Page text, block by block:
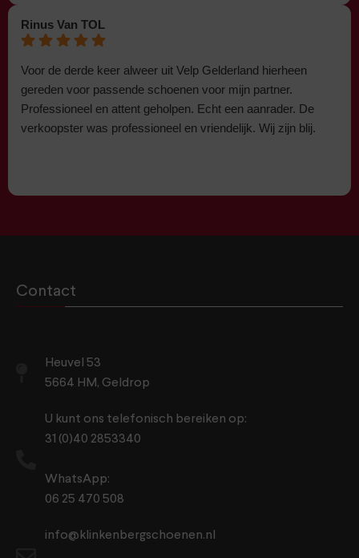
Rinus Van TOL
Voor de derde keer alweer uit Velp Gelderland hierheen
gereden voor passende schoenen voor mijn partner.
Professioneel en attent geholpen. Echt een aanrader. De
verkoopster was professioneel en vriendelijk. Wij zijn blij.
Contact
Heuvel 53
5664 HM, Geldrop
U kunt ons telefonisch bereiken op:
31 (0)40 2853340
WhatsApp:
06 25 470 508
info@klinkenbergschoenen.nl